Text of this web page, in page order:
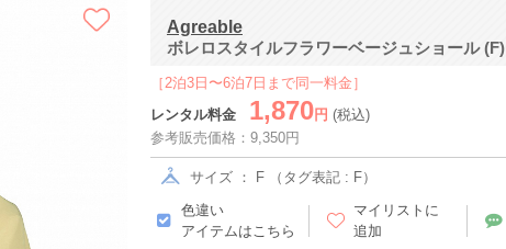
Agreable
ボレロスタイルフラワーベージュショール (F)
［2泊3日〜6泊7日まで同一料金］
レンタル料金
1,870 円 (税込)
参考販売価格：9,350円
サイズ ： F （タグ表記 : F）
色違い
アイテムはこちら
マイリストに
追加